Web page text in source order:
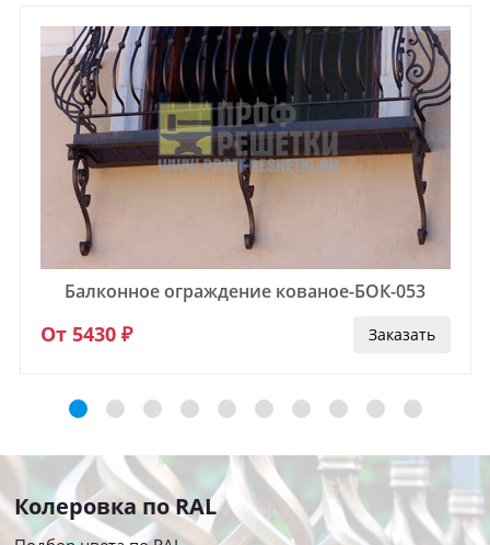
Балконное ограждение кованое-БОК-053
От 5430 ₽ Заказать
Колеровка по RAL